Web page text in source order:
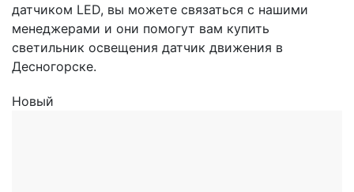
датчиком LED, вы можете связаться с нашими
менеджерами и они помогут вам купить
светильник освещения датчик движения в
Десногорске.
Новый